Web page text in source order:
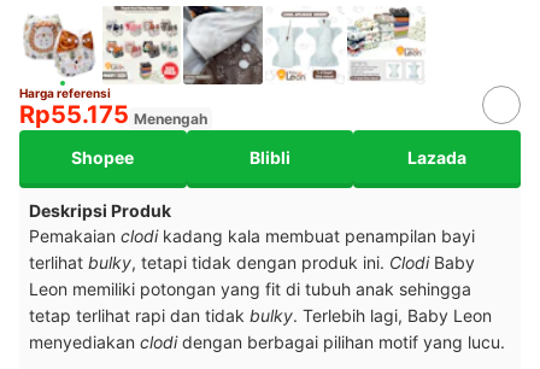
Harga referensi
Rp55.175 Menengah
Shopee Blibli Lazada
Deskripsi Produk
Pemakaian clodi kadang kala membuat penampilan bayi
terlihat bulky, tetapi tidak dengan produk ini. Clodi Baby
Leon memiliki potongan yang fit di tubuh anak sehingga
tetap terlihat rapi dan tidak bulky. Terlebih lagi, Baby Leon
menyediakan clodidengan berbagai pilihan motif yang lucu.